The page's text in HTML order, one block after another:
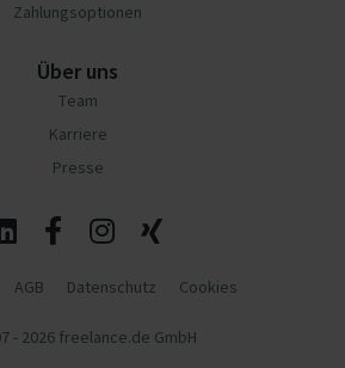
Zahlungsoptionen
Über uns
Team
Karriere
Presse
AGB Datenschutz Cookies
- 2026 freelance.de GmbH